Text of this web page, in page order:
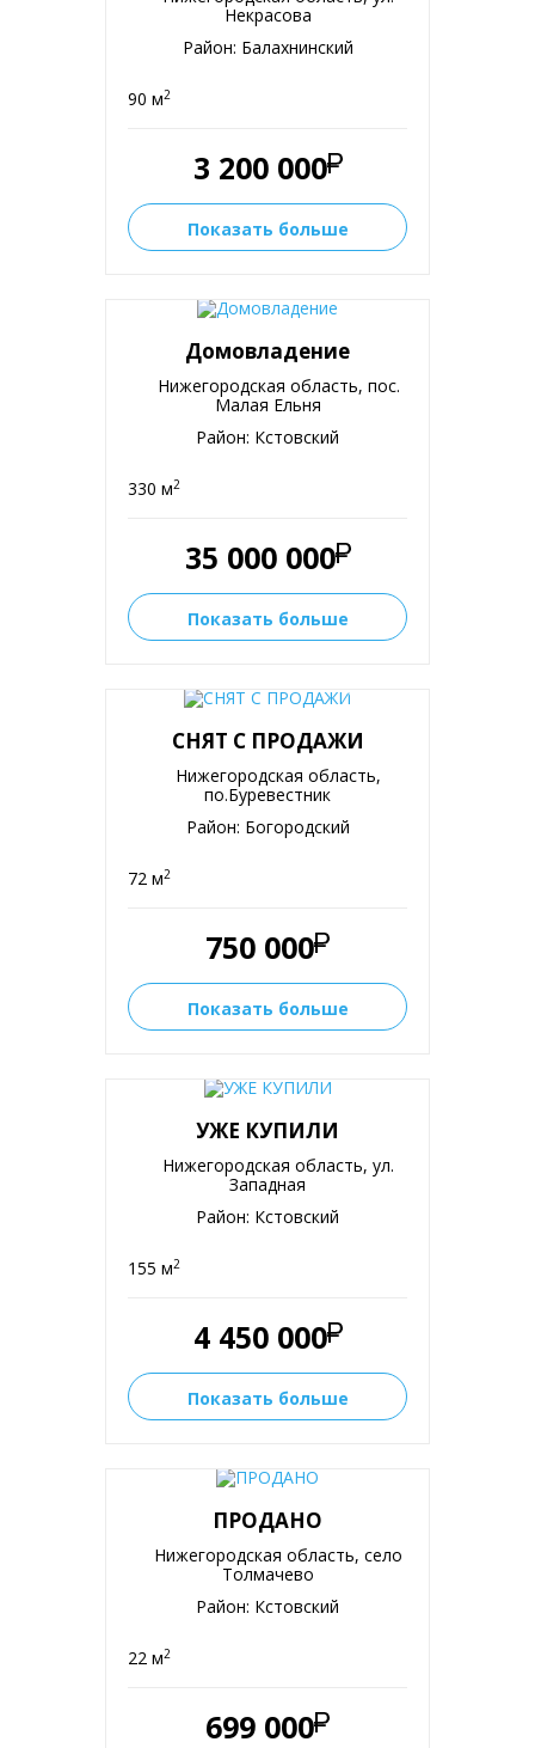
Некрасова
Район: Балахнинский
90 м2
3 200 000
Показать больше
Домовладение
Нижегородская область, пос.
Малая Ельня
Район: Кстовский
330 м2
35 000 000
Показать больше
СНЯТ С ПРОДАЖИ
Нижегородская область,
по.Буревестник
Район: Богородский
72 м2
750 000
Показать больше
УЖЕ КУПИЛИ
Нижегородская область, ул.
Западная
Район: Кстовский
155 м2
4 450 000
Показать больше
ПРОДАНО
Нижегородская область, село
Толмачево
Район: Кстовский
22 м2
699 000